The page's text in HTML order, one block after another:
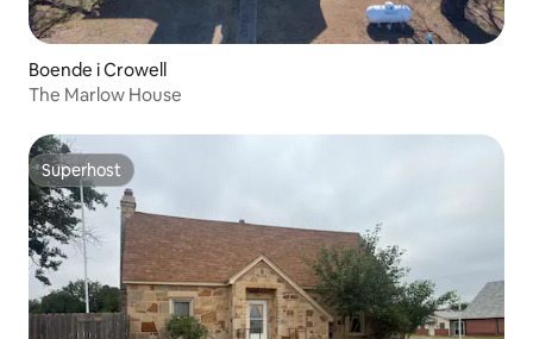
Boende i Crowell
The Marlow House
Superhost
Superhost